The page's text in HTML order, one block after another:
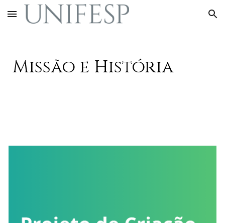
Skip to main content Skip to navigation
Missão e História